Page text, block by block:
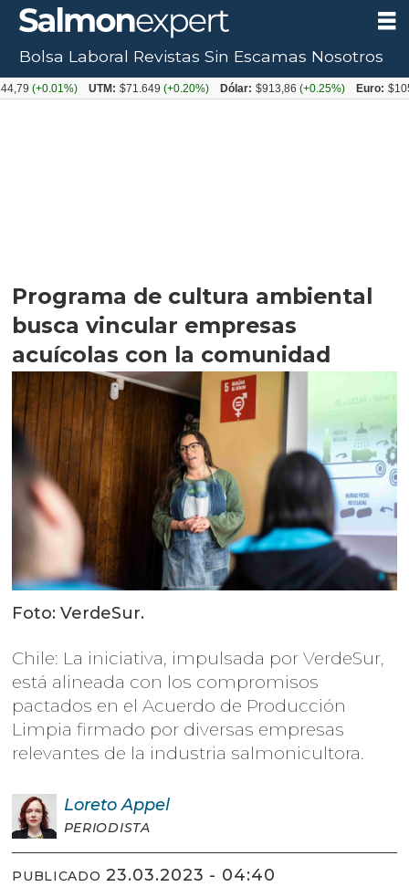
Programa de cultura ambiental
busca vincular empresas
acuícolas con la comunidad
Foto: VerdeSur.
Chile: La iniciativa, impulsada por VerdeSur,
está alineada con los compromisos
pactados en el Acuerdo de Producción
Limpia firmado por diversas empresas
relevantes de la industria salmonicultora.
Loreto Appel
PERIODISTA
PUBLICADO 23.03.2023 - 04:40
Bolsa Laboral Revistas Sin Escamas Nosotros
UTM: $71.649(+0.20%) Dólar: $913,86(+0.25%) Euro: $1053,08(-